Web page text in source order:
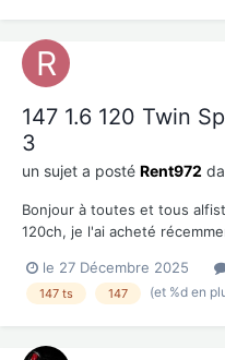
147 1.6 120 Twin
3
un sujet a posté Rent972
Bonjour à toutes et tous
120ch, je l'ai acheté
3. J'ai cherché le problème
des bobines rien a faire t...
le 27 Décembre 2025
147 ts 147 (et %d en